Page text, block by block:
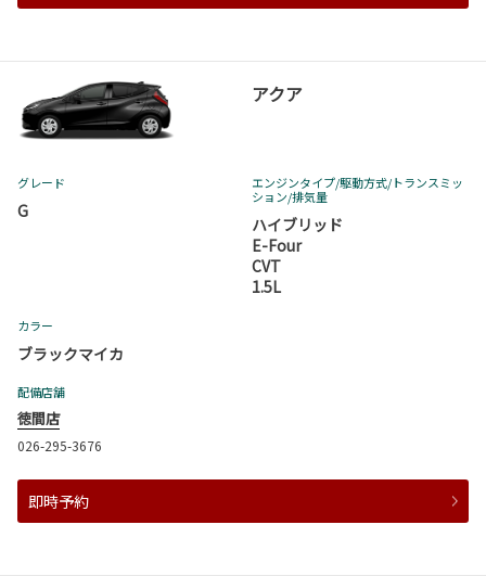
アクア
グレード
G
エンジンタイプ/駆動方式/トランスミッ
ション/排気量
ハイブリッド
E-Four
CVT
1.5L
カラー
ブラックマイカ
配備店舗
徳間店
026-295-3676
即時予約